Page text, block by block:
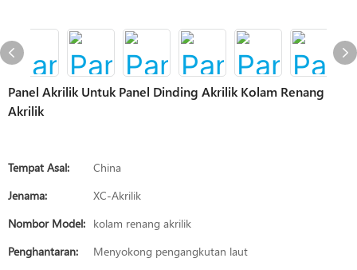
Panel Akrilik Untuk Panel Dinding Akrilik Kolam Renang
Akrilik
Tempat Asal:
China
Jenama:
XC-Akrilik
Nombor Model: kolam renang akrilik
Penghantaran:
Menyokong pengangkutan laut